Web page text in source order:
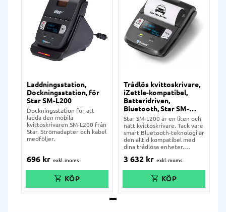
Laddningsstation,
Dockningsstation, för
Star SM-L200
Dockningsstation för att
ladda den mobila
kvittoskrivaren SM-L200 från
Star. Strömadapter och kabel
medföljer.
696 kr
Trådlös kvittoskrivare,
iZettle-kompatibel,
Batteridriven,
Bluetooth, Star SM-
L200
Star SM-L200 är en liten och
nätt kvittoskrivare. Tack vare
smart Bluetooth-teknologi är
den alltid kompatibel med
dina trådlösa enheter.
och stödjer de flesta
Windows, Android och iOS.
Skrivaren kan användas i
många olika arbetsmiljöer
3 632kr